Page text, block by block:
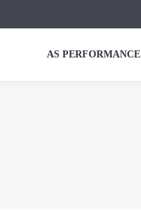
AS PERFORMANCE